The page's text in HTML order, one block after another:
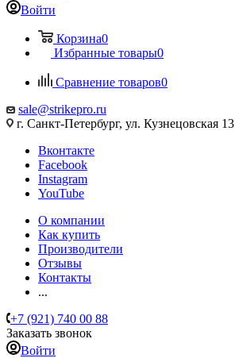
Войти
Корзина0
Избранные товары0
Сравнение товаров0
sale@strikepro.ru
г. Санкт-Петербург, ул. Кузнецовская 13
Вконтакте
Facebook
Instagram
YouTube
О компании
Как купить
Производители
Отзывы
Контакты
...
+7 (921) 740 00 88
Заказать звонок
Войти